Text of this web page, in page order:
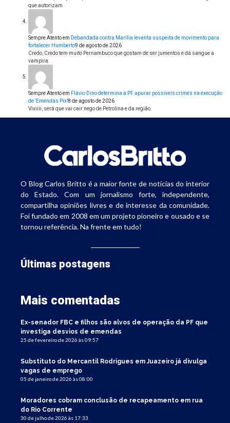
que autorizam
Sempre Atentoem Debandada contra Marília levanta suspeita de movimento para
fortalecer Humberto9 de agosto de 2026
Credo, Credo tem muito Pernambuco que gostam de ser jumentos e dá sangue a
vampira.
Sempre Atentoem Flávio Dino determina à PF apurar possíveis crimes na execução
de ‘Emendas Pix’8 de agosto de 2026
Vixiiii, será que vai cair nego de Petrolina e da região.
O Blog Carlos Britto é a maior fonte de notícias do interior
do Estado. Com um jornalismo forte, independente,
compartilha opiniões livres e de interesse da comunidade.
Foi fundado em 2008 em um projeto pioneiro e ousado e se
tornou referência. Na frente em tudo!
Últimas postagens
Mais comentadas
Ex-senador FBC e filhos são alvos de operação da PF que
investiga desvios de emendas
25 de fevereiro de 2026 às 09:57
Substituto do Mercantil Rodrigues em Juazeiro já divulga
vagas de emprego
05 de janeiro de 2026 às 08:00
Moradores cobram conclusão de recapeamento em rua
do Rio Corrente
30 de julho de 2026 às 17:33